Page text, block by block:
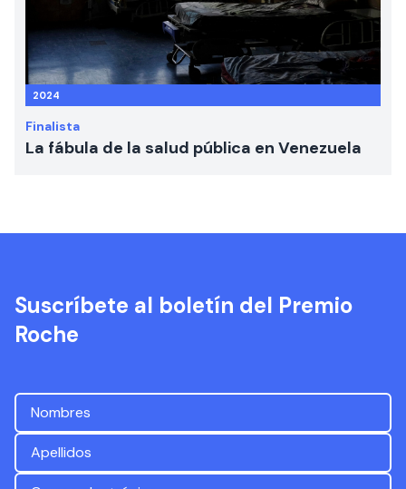
2024
Finalista
La fábula de la salud pública en Venezuela
Suscríbete al boletín del Premio
Roche